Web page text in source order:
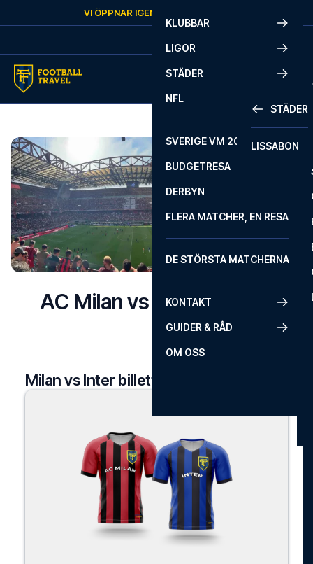
VI ÖPPNAR IGEN
KLUBBAR
LIGOR
STÄDER
STÄDER
LISSABON
NFL
SVERIGE VM 2026
BUDGETRESA
DERBYN
FLERA MATCHER, EN RESA
DE STÖRSTA MATCHERNA
KONTAKT
GUIDER & RÅD
OM OSS
AC Milan vs Inter biljetter
Milan vs Inter billetter